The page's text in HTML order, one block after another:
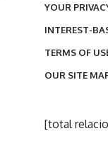
YOUR
INTEREST-
TERMS OF
OUR SITE
[total